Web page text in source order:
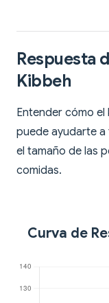
Respuesta
Kibbeh
Entender cómo
puede ayudarte
el tamaño de las
comidas.
Curva de